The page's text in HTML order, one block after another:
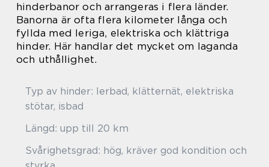
hinderbanor och arrangeras i flera länder.
Banorna är ofta flera kilometer långa och
fyllda med leriga, elektriska och klättriga
hinder. Här handlar det mycket om laganda
och uthållighet.
Typ av hinder: lerbad, klätternät, elektriska
stötar, isbad
Längd: upp till 20 km
Svårighetsgrad: hög, kräver god kondition och